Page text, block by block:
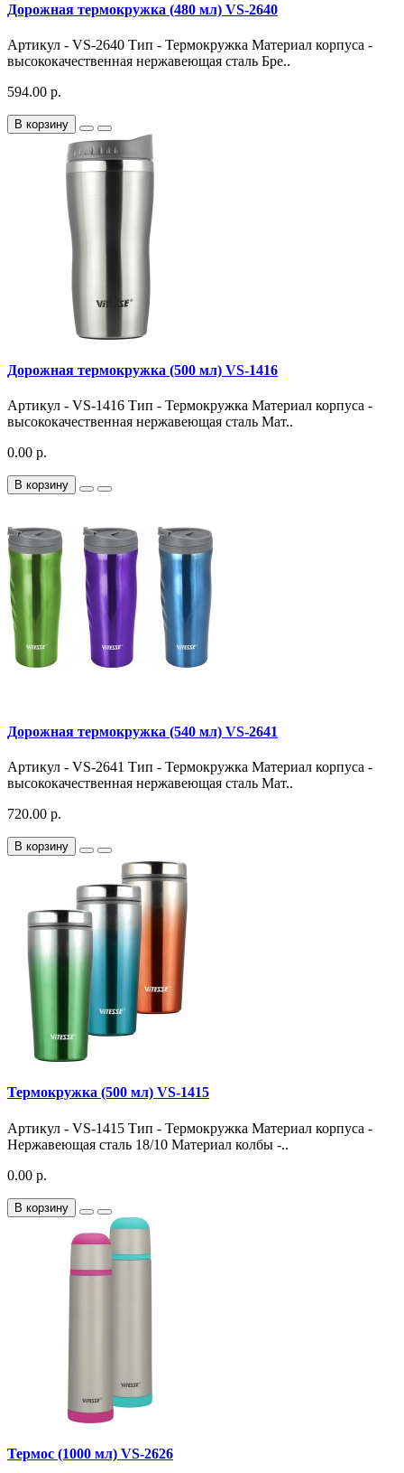
Дорожная термокружка (480 мл) VS-2640
Артикул - VS-2640 Тип - Термокружка Материал корпуса -
высококачественная нержавеющая сталь Бре..
594.00 р.
В корзину
Дорожная термокружка (500 мл) VS-1416
Артикул - VS-1416 Тип - Термокружка Материал корпуса -
высококачественная нержавеющая сталь Мат..
0.00 р.
В корзину
Дорожная термокружка (540 мл) VS-2641
Артикул - VS-2641 Тип - Термокружка Материал корпуса -
высококачественная нержавеющая сталь Мат..
720.00 р.
В корзину
Термокружка (500 мл) VS-1415
Артикул - VS-1415 Тип - Термокружка Материал корпуса -
Нержавеющая сталь 18/10 Материал колбы -..
0.00 р.
В корзину
Термос (1000 мл) VS-2626